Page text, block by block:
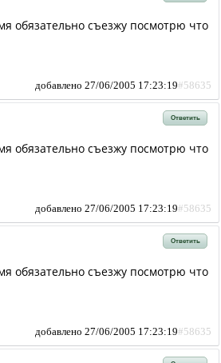
обязательно съезжу посмотрю что
добавлено 27/06/2005 17:23:19#58635
Ответить
обязательно съезжу посмотрю что
добавлено 27/06/2005 17:23:19#58635
Ответить
обязательно съезжу посмотрю что
добавлено 27/06/2005 17:23:19#58635